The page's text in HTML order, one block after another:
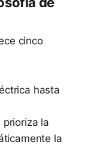
cinco
hasta
la
la